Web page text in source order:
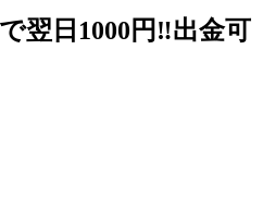
翌日1000円‼️出金可